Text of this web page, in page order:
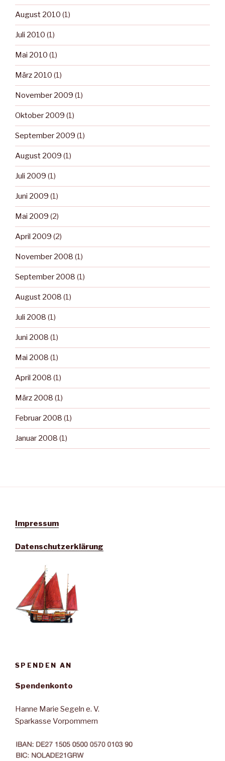
August 2010 (1)
Juli 2010 (1)
Mai 2010 (1)
März 2010 (1)
November 2009 (1)
Oktober 2009 (1)
September 2009 (1)
August 2009 (1)
Juli 2009 (1)
Juni 2009 (1)
Mai 2009 (2)
April 2009 (2)
November 2008 (1)
September 2008 (1)
August 2008 (1)
Juli 2008 (1)
Juni 2008 (1)
Mai 2008 (1)
April 2008 (1)
März 2008 (1)
Februar 2008 (1)
Januar 2008 (1)
Impressum
Datenschutzerklärung
SPENDEN AN
Spendenkonto
Hanne Marie Segeln e. V.
Sparkasse Vorpommern